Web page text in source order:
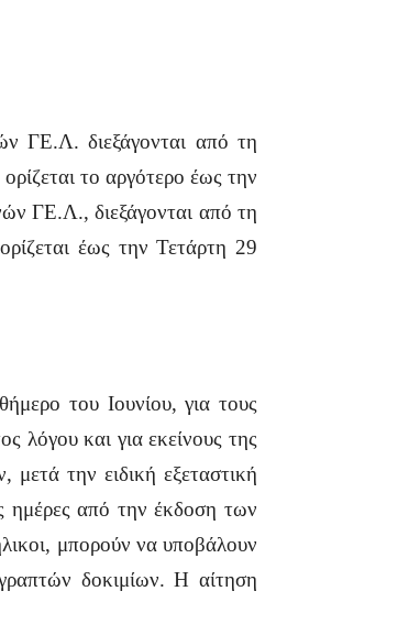
ΓΕ.Λ. διεξάγονται από τη
το αργότερο έως την
ΓΕ.Λ., διεξάγονται από τη
έως την Τετάρτη 29
του Ιουνίου, για τους
λόγου και για εκείνους της
την ειδική εξεταστική
ημέρες από την έκδοση των
μπορούν να υποβάλουν
δοκιμίων. Η αίτηση